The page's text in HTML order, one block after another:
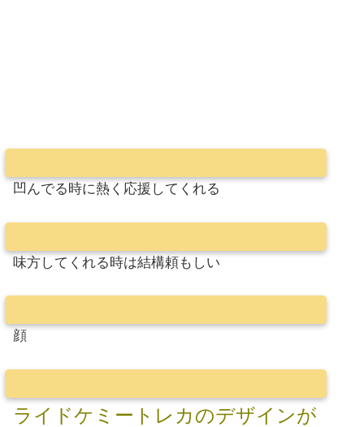
凹んでる時に熱く応援してくれる
味方してくれる時は結構頼もしい
顔
ライドケミートレカのデザインが